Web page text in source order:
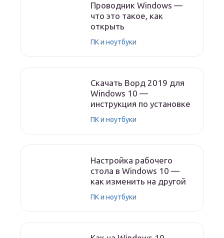
Проводник Windows —
что это такое, как
открыть
ПК и ноутбуки
Скачать Ворд 2019 для
Windows 10 —
инструкция по установке
ПК и ноутбуки
Настройка рабочего
стола в Windows 10 —
как изменить на другой
ПК и ноутбуки